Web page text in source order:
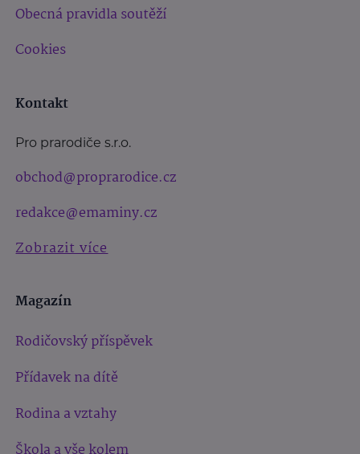
Obecná pravidla soutěží
Cookies
Kontakt
Pro prarodiče s.r.o.
obchod@proprarodice.cz
redakce@emaminy.cz
Zobrazit více
Magazín
Rodičovský příspěvek
Přídavek na dítě
Rodina a vztahy